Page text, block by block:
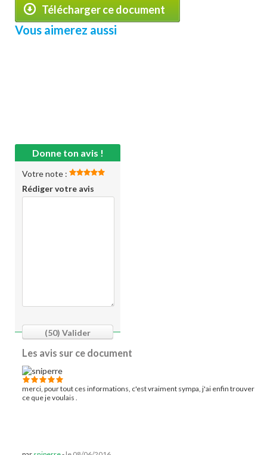
Télécharger ce document
Vous aimerez aussi
Donne ton avis !
Votre note :
Rédiger votre avis
(50) Valider
Les avis sur ce document
merci, pour tout ces informations, c'est vraiment sympa, j'ai enfin trouver
ce que je voulais .